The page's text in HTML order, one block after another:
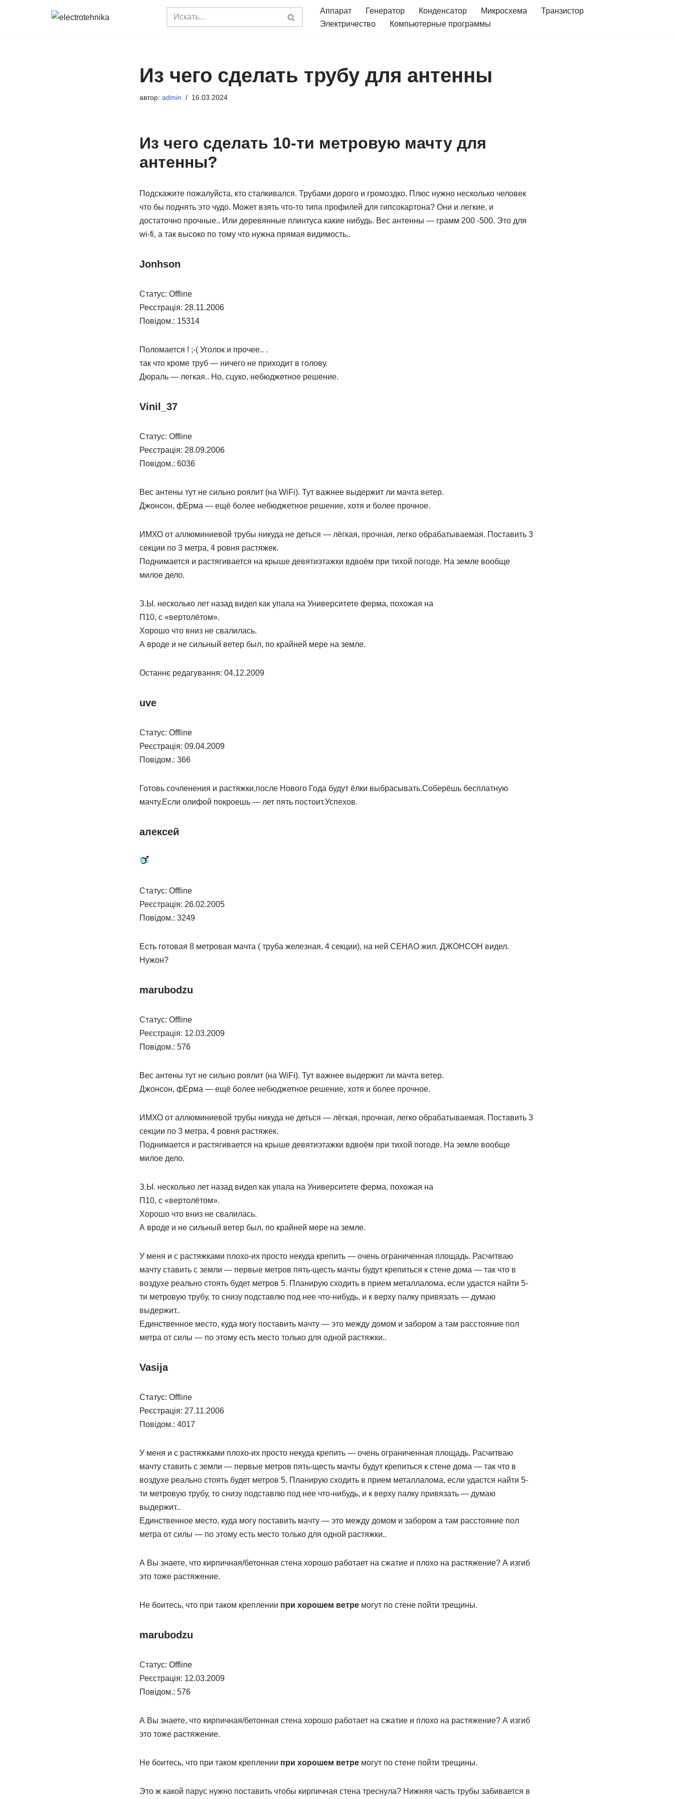
Аппарат Генератор Конденсатор Микросхема
Транзистор
Электричество
Компьютерные программы
Из чего сделать трубу для антенны
автор: admin 16.03.2024
Из чего сделать 10-ти метровую мачту для
антенны?
Подскажите пожалуйста, кто сталкивался. Трубами дорого и громоздко. Плюс нужно несколько человек
что бы поднять это чудо. Может взять что-то типа профилей для гипсокартона? Они и легкие, и
достаточно прочные.. Или деревянные плинтуса какие нибудь. Вес антенны — грамм 200 -500. Это для
wi-fi, а так высоко по тому что нужна прямая видимость..
Jonhson
Статус: Offline
Реєстрація: 28.11.2006
Повідом.: 15314
Поломается ! ;-( Уголок и прочее.. .
так что кроме труб — ничего не приходит в голову.
Дюраль — легкая.. Но, сцуко, небюджетное решение.
Vinil_37
Статус: Offline
Реєстрація: 28.09.2006
Повідом.: 6036
Вес антены тут не сильно роялит (на WiFi). Тут важнее выдержит ли мачта ветер.
Джонсон, фЕрма — ещё более небюджетное решение, хотя и более прочное.
ИМХО от аллюминиевой трубы никуда не деться — лёгкая, прочная, легко обрабатываемая. Поставить 3
секции по 3 метра, 4 ровня растяжек.
Поднимается и растягивается на крыше девятиэтажки вдвоём при тихой погоде. На земле вообще
милое дело.
З.Ы. несколько лет назад видел как упала на Университете ферма, похожая на
П10, с «вертолётом».
Хорошо что вниз не свалилась.
А вроде и не сильный ветер был, по крайней мере на земле.
Останнє редагування: 04.12.2009
uve
Статус: Offline
Реєстрація: 09.04.2009
Повідом.: 366
Готовь сочленения и растяжки,после Нового Года будут ёлки выбрасывать.Соберёшь бесплатную
мачту.Если олифой покроешь — лет пять постоит.Успехов.
алексей
Статус: Offline
Реєстрація: 26.02.2005
Повідом.: 3249
Есть готовая 8 метровая мачта ( труба железная, 4 секции), на ней СЕНАО жил. ДЖОНСОН видел.
Нужон?
marubodzu
Статус: Offline
Реєстрація: 12.03.2009
Повідом.: 576
Вес антены тут не сильно роялит (на WiFi). Тут важнее выдержит ли мачта ветер.
Джонсон, фЕрма — ещё более небюджетное решение, хотя и более прочное.
ИМХО от аллюминиевой трубы никуда не деться — лёгкая, прочная, легко обрабатываемая. Поставить 3
секции по 3 метра, 4 ровня растяжек.
Поднимается и растягивается на крыше девятиэтажки вдвоём при тихой погоде. На земле вообще
милое дело.
З.Ы. несколько лет назад видел как упала на Университете ферма, похожая на
П10, с «вертолётом».
Хорошо что вниз не свалилась.
А вроде и не сильный ветер был, по крайней мере на земле.
У меня и с растяжками плохо-их просто некуда крепить — очень ограниченная площадь. Расчитваю
мачту ставить с земли — первые метров пять-щесть мачты будут крепиться к стене дома — так что в
воздухе реально стоять будет метров 5. Планирую сходить в прием металлалома, если удастся найти 5-
ти метровую трубу, то снизу подставлю под нее что-нибудь, и к верху палку привязать — думаю
выдержит..
Единственное место, куда могу поставить мачту — это между домом и забором а там расстояние пол
метра от силы — по этому есть место только для одной растяжки..
Vasija
Статус: Offline
Реєстрація: 27.11.2006
Повідом.: 4017
У меня и с растяжками плохо-их просто некуда крепить — очень ограниченная площадь. Расчитваю
мачту ставить с земли — первые метров пять-щесть мачты будут крепиться к стене дома — так что в
воздухе реально стоять будет метров 5. Планирую сходить в прием металлалома, если удастся найти 5-
ти метровую трубу, то снизу подставлю под нее что-нибудь, и к верху палку привязать — думаю
выдержит..
Единственное место, куда могу поставить мачту — это между домом и забором а там расстояние пол
метра от силы — по этому есть место только для одной растяжки..
А Вы знаете, что кирпичная/бетонная стена хорошо работает на сжатие и плохо на растяжение? А изгиб
это тоже растяжение.
Не боитесь, что при таком креплении при хорошем ветремогут по стене пойти трещины.
marubodzu
Статус: Offline
Реєстрація: 12.03.2009
Повідом.: 576
А Вы знаете, что кирпичная/бетонная стена хорошо работает на сжатие и плохо на растяжение? А изгиб
это тоже растяжение.
Не боитесь, что при таком креплении при хорошем ветремогут по стене пойти трещины.
Это ж какой парус нужно поставить чтобы кирпичная стена треснула? Нижняя часть трубы забивается в